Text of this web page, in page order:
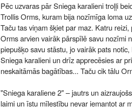
Pēc uzvaras pār Sniega karalieni troļļi
Trollis Orms, kuram bija nozīmīga loma
Taču tas viņam šķiet par maz. Katru
Orms arvien vairāk pārspīlē savu nozīmi
piepušķo savu stāstu, jo vairāk pats
Sniega karalieni un drīz apprecēsies ar
neskaitāmās bagātības... Taču cik tālu
"Sniega karaliene 2" – jautrs un
laimi un īstu mīlestību nevar iemantot ar